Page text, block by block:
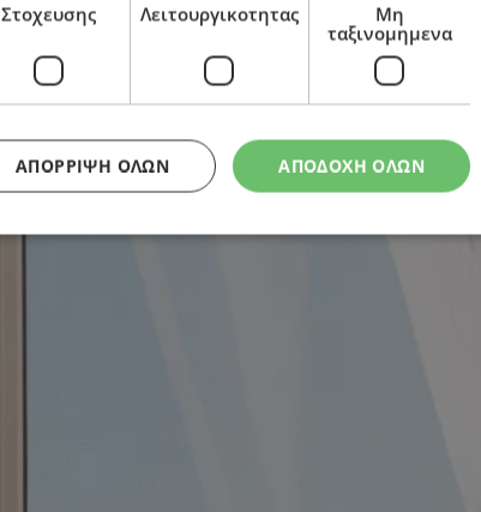
Στοχευσης Λειτουργικοτητας
Μη
ταξινομημενα
ΑΠΟΔΟΧΗ ΟΛΩΝ
ΑΠΌΡΡΙΨΗ ΌΛΩΝ